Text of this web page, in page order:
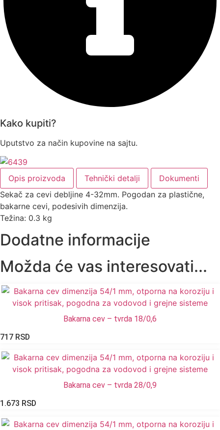
Kako kupiti?
Uputstvo za način kupovine na sajtu.
Opis proizvoda Tehnički detalji
Dokumenti
Sekač za cevi debljine 4-32mm. Pogodan za plastične,
bakarne cevi, podesivih dimenzija.
Težina: 0.3 kg
Dodatne informacije
Možda će vas interesovati...
Bakarna cev – tvrda 18/0,6
717 RSD
Bakarna cev – tvrda 28/0,9
1.673 RSD